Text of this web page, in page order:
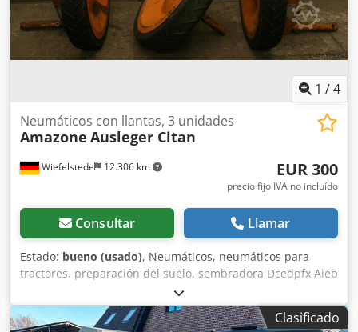
1 /4
Wiefelstede 12.306 km
Neumáticos con llantas, 3 unidades
Amazone Ausleger Citan
EUR 300
precio fijo IVA no incluído
Consultar Llamar
Estado: bueno (usado), Neumáticos, neumáticos para
tractores, preparación del suelo, sembradora Dcedpfx Aieb
A E Ufjgsk -Cantidad: 3 neumáticos de una sembradora
Amazone -Tamaño del neumático -Buje: Ø 40 mm -
Dimensión: Ø 750 -Precio total: por los 3 neumáticos -Peso:
Clasificado